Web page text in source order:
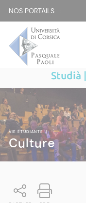
NOS PORTAILS :
Studià |
VIE ÉTUDIANTE|
Culture